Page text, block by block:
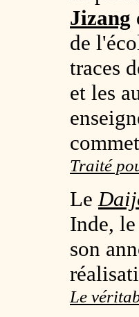
Jizang
de
traces
et les
Traité
Le
Inde,
son
Le